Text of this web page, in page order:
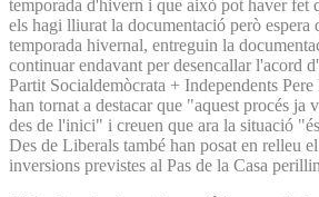
temporada d'hivern i que això pot haver fet
els hagi lliurat la documentació però espera
temporada hivernal, entreguin la
continuar endavant per desencallar l'acord
Partit Socialdemòcrata + Independents
han tornat a destacar que "aquest procés ja
des de l'inici" i creuen que ara la situació
Des de Liberals també han posat en relleu
inversions previstes al Pas de la Casa